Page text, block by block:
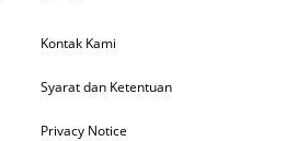
Kontak Kami
Syarat dan Ketentuan
Privacy Notice